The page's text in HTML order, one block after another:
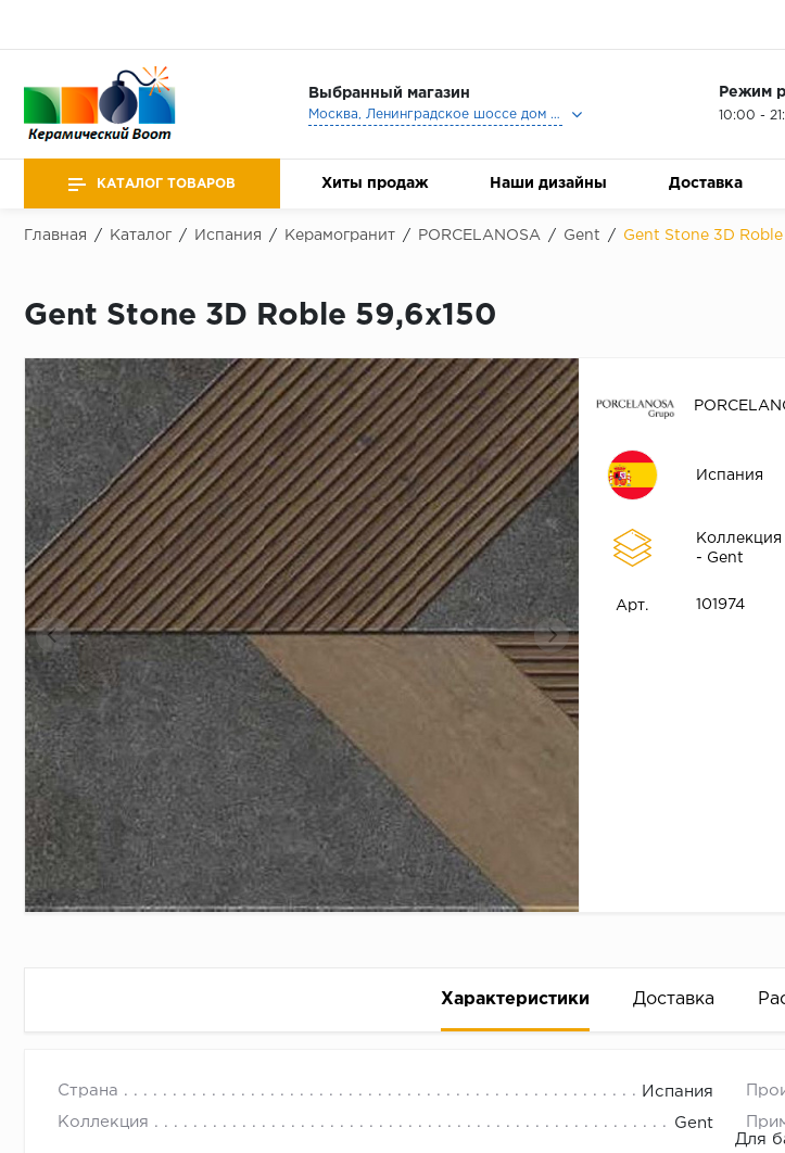
Выбранный магазин
Москва, Ленинградское шоссе дом 25, Торговый Центр Family Room, 2-ой этаж, Магазин Керамический Бум.
Режим
10:00 -
КАТАЛОГ ТОВАРОВ Хиты продаж Наши дизайны Доставка
Главная / Каталог / Испания / Керамогранит / PORCELANOSA / Gent / Gent Stone 3D Roble
Gent Stone 3D Roble 59,6x150
Испания
Коллекция
- Gent
Арт. 101974
Характеристики Доставка
Страна Испания
Коллекция Gent
Для